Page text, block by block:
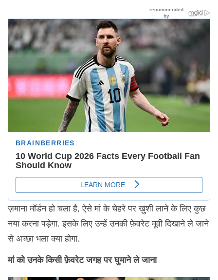
ज़माना मॉर्डन हो चला है, ऐसे मां के चेहरे पर ख़ुशी लाने के लिए कुछ
नया करना पड़ेगा. इसके लिए उन्हें उनकी फ़ेवरेट मूवी दिखाने ले जाने
से अच्छा भला क्या होगा.
मां को उनके किसी फ़ेवरेट जगह पर घुमाने ले जाना